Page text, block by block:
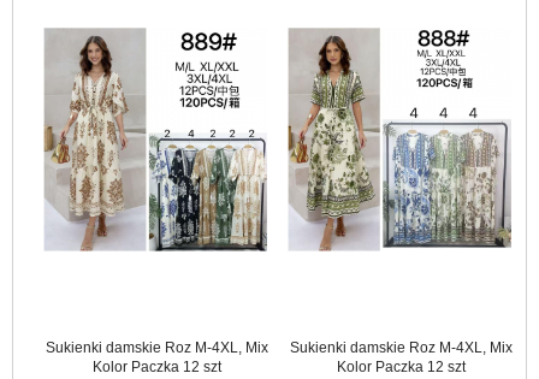
Sukienki damskie Roz M-4XL, Mix
Kolor Paczka 12 szt
Sukienki damskie Roz M-4XL, Mix
Kolor Paczka 12 szt